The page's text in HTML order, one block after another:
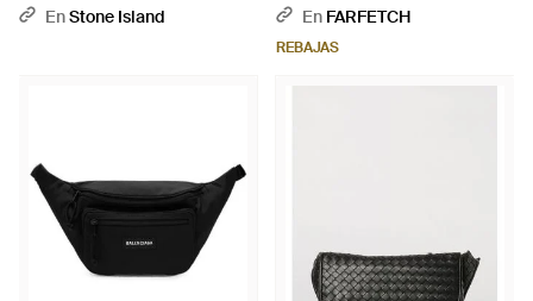
Negro
EnStone Island
Hebilla - Negro
En FARFETCH
REBAJAS